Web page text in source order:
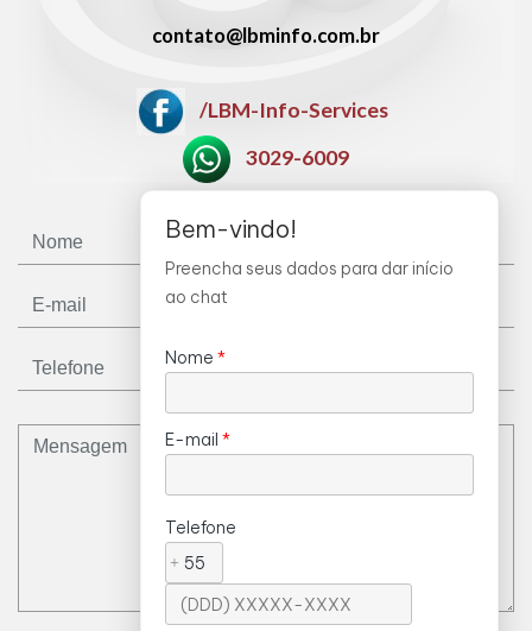
contato@lbminfo.com.br
/LBM-Info-Services
3029-6009